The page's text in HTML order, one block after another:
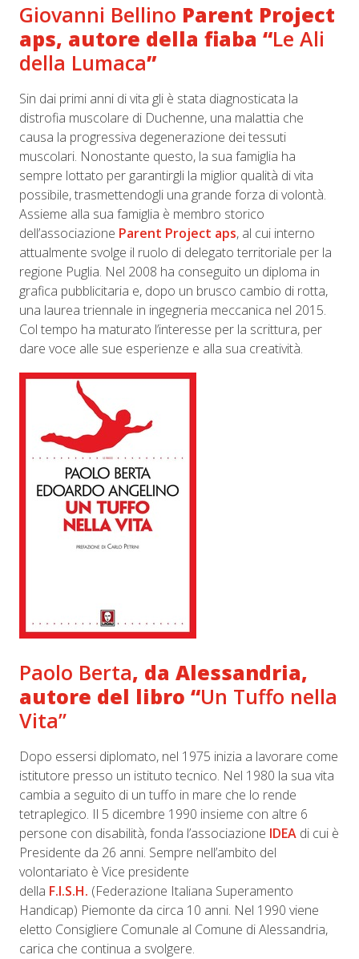
Giovanni Bellino Parent Project
aps, autore della fiaba “Le Ali
della Lumaca”
Sin dai primi anni di vita gli è stata diagnosticata la
distrofia muscolare di Duchenne, una malattia che
causa la progressiva degenerazione dei tessuti
muscolari. Nonostante questo, la sua famiglia ha
sempre lottato per garantirgli la miglior qualità di vita
possibile, trasmettendogli una grande forza di volontà.
Assieme alla sua famiglia è membro storico
dell’associazione Parent Project aps, al cui interno
attualmente svolge il ruolo di delegato territoriale per la
regione Puglia. Nel 2008 ha conseguito un diploma in
grafica pubblicitaria e, dopo un brusco cambio di rotta,
una laurea triennale in ingegneria meccanica nel 2015.
Col tempo ha maturato l’interesse per la scrittura, per
dare voce alle sue esperienze e alla sua creatività.
Paolo Berta, da Alessandria,
autore del libro “Un Tuffo nella
Vita”
Dopo essersi diplomato, nel 1975 inizia a lavorare come
istitutore presso un istituto tecnico. Nel 1980 la sua vita
cambia a seguito di un tuffo in mare che lo rende
tetraplegico. Il 5 dicembre 1990 insieme con altre 6
persone con disabilità, fonda l’associazione IDEA di cui è
Presidente da 26 anni. Sempre nell’ambito del
volontariato è Vice presidente
della F.I.S.H. (Federazione Italiana Superamento
Handicap) Piemonte da circa 10 anni. Nel 1990 viene
eletto Consigliere Comunale al Comune di Alessandria,
carica che continua a svolgere.